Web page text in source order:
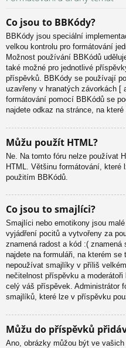
Co jsou to BBKódy?
BBKódy jsou speciální
velkou kontrolu pro formátování
Možnost používání BBKódů
také možné pro jednotlivé
příspěvků. BBKódy se používají
uzavřeny v hranatých závorkách
formátování pomocí BBKódů se
najdete odkaz na stránce, na
Můžu použít HTML?
Ne. Na tomto fóru nelze používat
HTML. Většinu formátování, které
použitím BBKódů.
Co jsou to smajlíci?
Smajlíci nebo emotikony jsou
vyjádření pocitů a vytvořeny za
znamená radost a kód :(
najdete na formuláři, na kterém
nepoužívat smajlíky v příliš
nečitelnost příspěvku a
celý váš příspěvek. Administrátor
smajlíků, které lze v příspěvku
Můžu do příspěvků
Ano, obrázky můžou být ve